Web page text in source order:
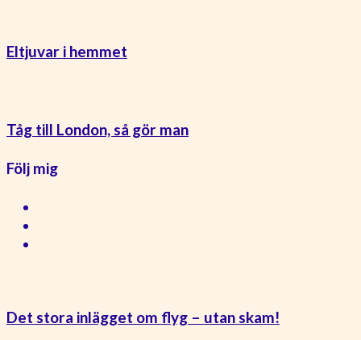
Eltjuvar i hemmet
Tåg till London, så gör man
Följ mig
Det stora inlägget om flyg – utan skam!